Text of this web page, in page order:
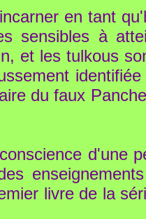
en tant
sensibles à
et les tulkous
du faux
d'une
livre de la